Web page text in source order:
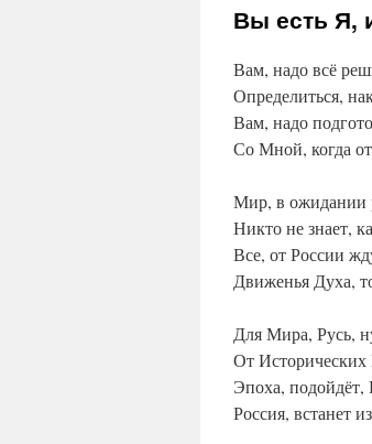
Вы есть Я,
Вам, надо всё
Определиться,
Вам, надо
Со Мной, когда
Мир, в ожидании
Никто не знает,
Все, от России
Движенья Духа,
Для Мира, Русь,
От
Эпоха, подойдёт,
Россия, встанет